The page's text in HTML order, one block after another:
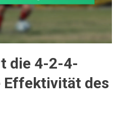
die 4-2-4-
Effektivität des